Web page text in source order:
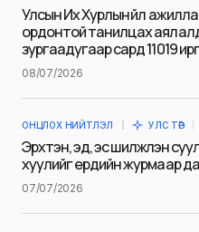
тэмдэглэсэн
Сэтгэгдэл*
Name
Улсын Их Хурлын үйл
ордонтой танилцах
зургаадугаар сард 11019
08/07/2026
ОНЦЛОХ НИЙТЛЭЛ УЛС ТӨР
Эрхтэн, эд, эс шилжүүлэн
хуулийг ердийн журмаар
07/07/2026